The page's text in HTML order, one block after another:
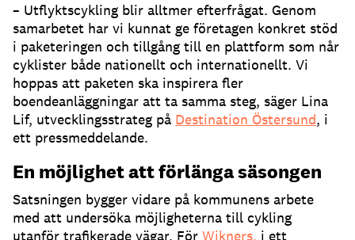
– Utflyktscykling blir alltmer efterfrågat. Genom
samarbetet har vi kunnat ge företagen konkret stöd
i paketeringen och tillgång till en plattform som når
cyklister både nationellt och internationellt. Vi
hoppas att paketen ska inspirera fler
boendeanläggningar att ta samma steg, säger Lina
Lif, utvecklingsstrateg på Destination Östersund, i
ett pressmeddelande.
En möjlighet att förlänga säsongen
Satsningen bygger vidare på kommunens arbete
med att undersöka möjligheterna till cykling
utanför trafikerade vägar. För Wikners, i ett